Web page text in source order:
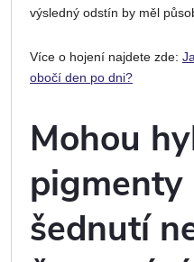
výsledný odstín by měl
Více o hojení najdete zde:
obočí den po dni?
Mohou
šednutí